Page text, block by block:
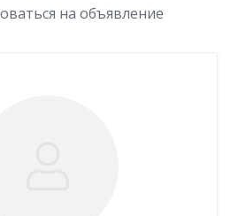
на объявление